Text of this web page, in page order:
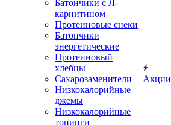
Батончики с Л-
карнитином
Протеиновые снеки
Батончики
энергетические
Протеиновый
хлебцы
Сахарозаменители
Низкокалорийные
джемы
Низкокалорийные
топинги
Акции